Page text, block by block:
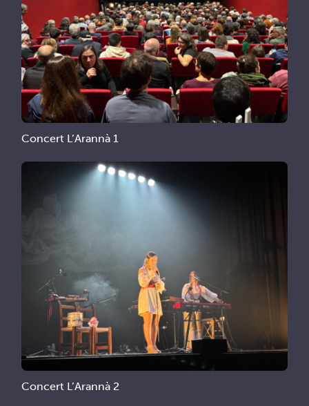
Concert L’Arannà 1
Concert L’Arannà 2